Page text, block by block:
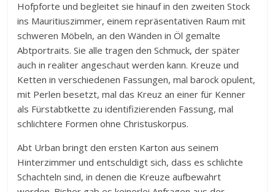
Hofpforte und begleitet sie hinauf in den zweiten Stock
ins Mauritiuszimmer, einem repräsentativen Raum mit
schweren Möbeln, an den Wänden in Öl gemalte
Abtportraits. Sie alle tragen den Schmuck, der später
auch in realiter angeschaut werden kann. Kreuze und
Ketten in verschiedenen Fassungen, mal barock opulent,
mit Perlen besetzt, mal das Kreuz an einer für Kenner
als Fürstabtkette zu identifizierenden Fassung, mal
schlichtere Formen ohne Christuskorpus.
Abt Urban bringt den ersten Karton aus seinem
Hinterzimmer und entschuldigt sich, dass es schlichte
Schachteln sind, in denen die Kreuze aufbewahrt